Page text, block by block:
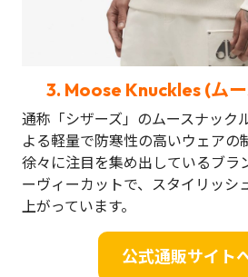
3. Moose Knuckles (ム
通称「シザーズ」のムースナック
よる軽量で防寒性の高いウェアの
徐々に注目を集め出しているブラ
ーヴィーカットで、スタイリッシ
上がっています。
公式通販サイト